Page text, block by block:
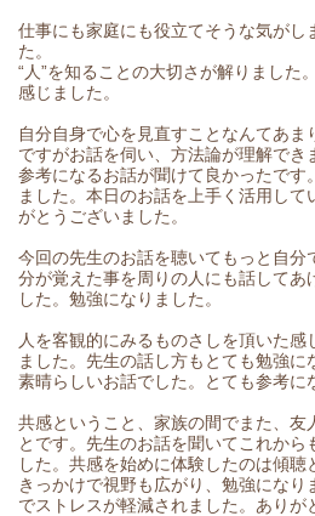
仕事にも家庭にも役立てそうな気がし
た。
“人”を知ることの大切さが解りました
感じました。
自分自身で心を見直すことなんてあ
ですがお話を伺い、方法論が理解でき
参考になるお話が聞けて良かったです
ました。本日のお話を上手く活用して
がとうございました。
今回の先生のお話を聴いてもっと自分
分が覚えた事を周りの人にも話してあ
した。勉強になりました。
人を客観的にみるものさしを頂いた感
ました。先生の話し方もとても勉強に
素晴らしいお話でした。とても参考に
共感ということ、家族の間でまた、友
とです。先生のお話を聞いてこれから
した。共感を始めに体験したのは傾
きっかけで視野も広がり、勉強になり
でストレスが軽減されました。ありが